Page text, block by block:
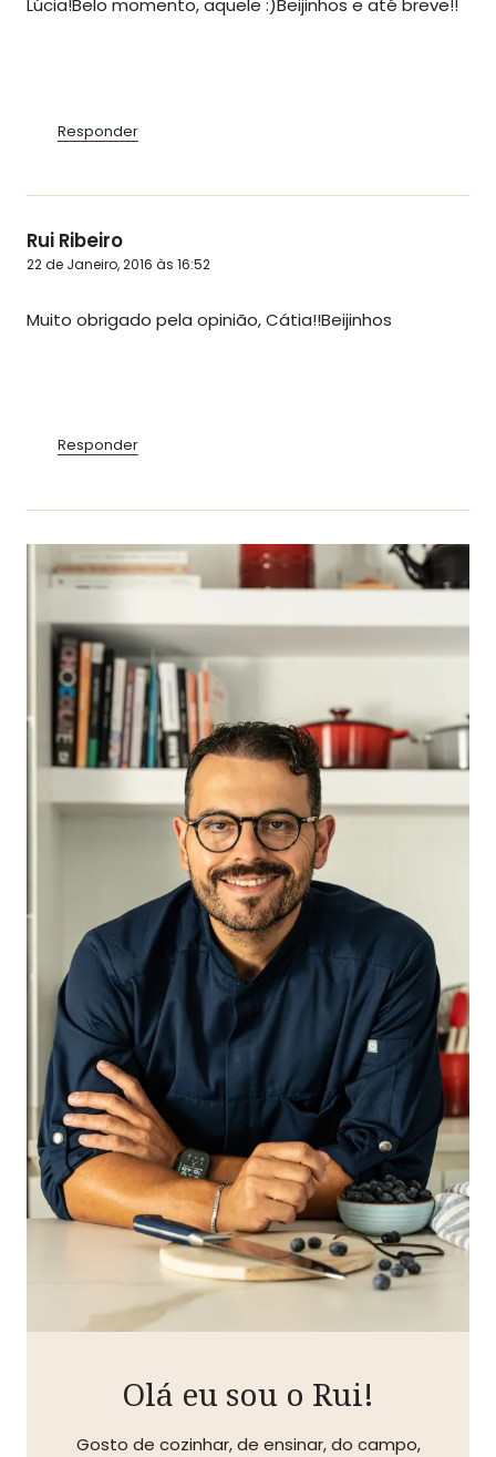
Lúcia!Belo momento, aquele :)Beijinhos e até breve!!
Responder
Rui Ribeiro
22 de Janeiro, 2016 às 16:52
Muito obrigado pela opinião, Cátia!!Beijinhos
Responder
Olá eu sou o Rui!
Gosto de cozinhar, de ensinar, do campo,